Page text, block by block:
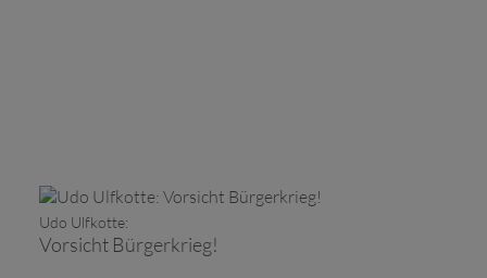
Udo Ulfkotte:
Vorsicht Bürgerkrieg!